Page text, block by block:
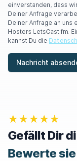
R
E
A
H
U
R
E
T
H
I
einverstanden, dass
Deiner Anfrage
Deiner Anfrage an
Hosters LetsCast.fm.
kannst Du die
Nachricht
★★★★★
Gefällt Dir
Bewerte